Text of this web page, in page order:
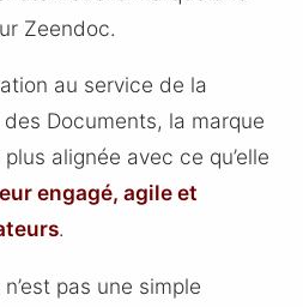
Zeendoc.
au service de la
Documents, la marque
alignée avec ce qu’elle
engagé, agile et
.
pas une simple